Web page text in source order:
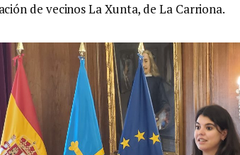
de vecinos La Xunta, de La Carriona.